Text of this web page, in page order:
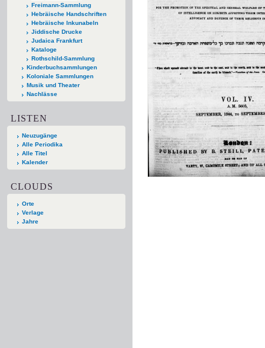
Freimann-Sammlung
Hebräische Handschriften
Hebräische Inkunabeln
Jiddische Drucke
Judaica Frankfurt
Kataloge
Rothschild-Sammlung
Kinderbuchsammlungen
Koloniale Sammlungen
Musik und Theater
Nachlässe
LISTEN
Neuzugänge
Alle Periodika
Alle Titel
Kalender
CLOUDS
Orte
Verlage
Jahre